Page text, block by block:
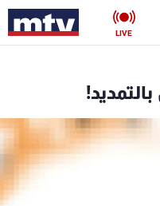
LIVE